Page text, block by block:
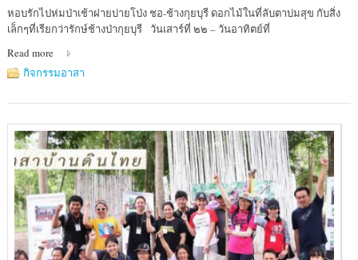
Location
:
แห่ง
ชาติ
อำเภอ
กุยบุรี
จังหวัด
ประจวบคีรีขันธ์
หอบรักไปห่มป่าเช้าฝายบ่ายโป่ง ชอ-ช้างกุยบุรี ดอกไม้ในที่ลับตาบ่มสุข กับสิ่ง
เล็กๆที่เรียกว่ารักษ์ช้างป่ากุยบุรี วันเสาร์ที่ ๒๒ – วันอาทิตย์ที่
Read more
กิจกรรมอาสา